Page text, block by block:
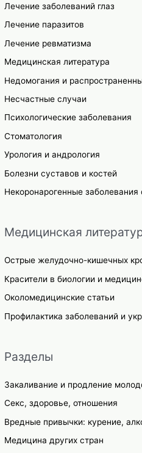
Лечение заболеваний глаз
Лечение паразитов
Лечение ревматизма
Медицинская литература
Недомогания и
Несчастные случаи
Психологические заболевания
Стоматология
Урология и андрология
Болезни суставов и костей
Некоронарогенные заболевания
Медицинская
Острые желудочно-кишечных
Красители в биологии и
Околомедицинские статьи
Профилактика заболеваний и
Разделы
Закаливание и продление
Секс, здоровье, отношения
Вредные привычки: курение,
Медицина других стран